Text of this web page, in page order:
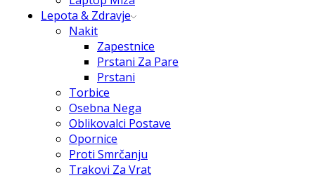
Lepota & Zdravje
Nakit
Zapestnice
Prstani Za Pare
Prstani
Torbice
Osebna Nega
Oblikovalci Postave
Opornice
Proti Smrčanju
Trakovi Za Vrat